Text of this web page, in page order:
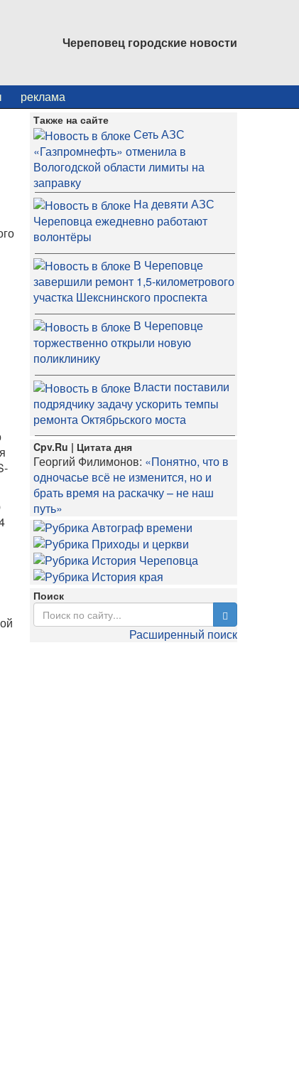
Череповец городские новости
реклама
Также на сайте
Сеть АЗС
«Газпромнефть» отменила в
Вологодской области лимиты на
заправку
На девяти АЗС
Череповца ежедневно работают
волонтёры
В Череповце
завершили ремонт 1,5-километрового
участка Шекснинского проспекта
В Череповце
торжественно открыли новую
поликлинику
Власти поставили
подрядчику задачу ускорить темпы
ремонта Октябрьского моста
Cpv.Ru | Цитата дня
Георгий Филимонов: «Понятно, что в
одночасье всё не изменится, но и
брать время на раскачку – не наш
путь»
Поиск
Расширенный поиск